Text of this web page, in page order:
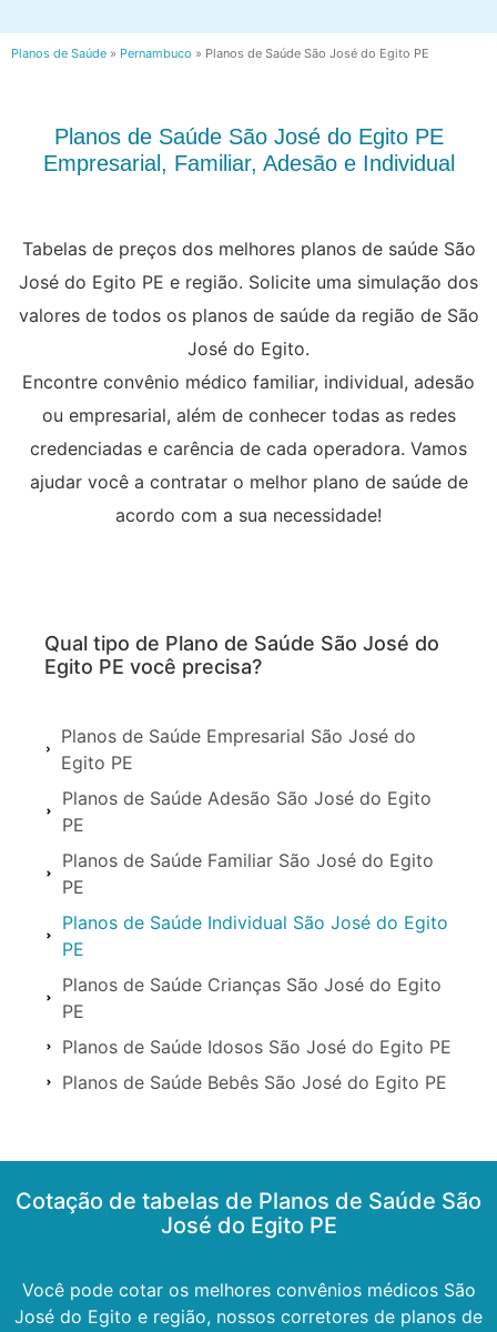
Planos de Saúde » Pernambuco » Planos de Saúde São José do Egito PE
Planos de Saúde São José do Egito PE
Empresarial, Familiar, Adesão e Individual
Tabelas de preços dos melhores planos de saúde São
José do Egito PE e região. Solicite uma simulação dos
valores de todos os planos de saúde da região de São
José do Egito.
Encontre convênio médico familiar, individual, adesão
ou empresarial, além de conhecer todas as redes
credenciadas e carência de cada operadora. Vamos
ajudar você a contratar o melhor plano de saúde de
acordo com a sua necessidade!
Qual tipo de Plano de Saúde São José do
Egito PE você precisa?
Planos de Saúde Empresarial São José do
Egito PE
Planos de Saúde Adesão São José do Egito
PE
Planos de Saúde Familiar São José do Egito
PE
Planos de Saúde Individual São José do Egito
PE
Planos de Saúde Crianças São José do Egito
PE
Planos de Saúde Idosos São José do Egito PE
Planos de Saúde Bebês São José do Egito PE
Cotação de tabelas de Planos de Saúde São
José do Egito PE
Você pode cotar os melhores convênios médicos São
José do Egito e região, nossos corretores de planos de